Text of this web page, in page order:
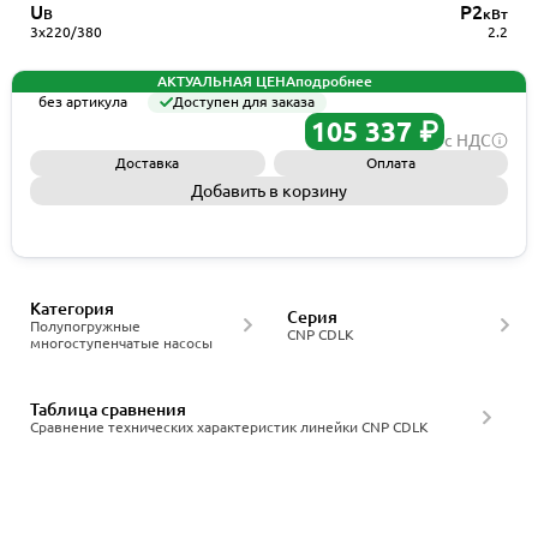
UВ
3x220/380
P2кВт
2.2
АКТУАЛЬНАЯ ЦЕНАподробнее
без артикула
Доступен для заказа
105 337 ₽ с НДС
Доставка Оплата
Добавить в корзину
Полупогружные
многоступенчатые насосы
Категория
CNP CDLK
Серия
Сравнение технических характеристик линейки CNP CDLK
Таблица сравнения